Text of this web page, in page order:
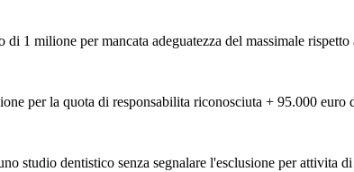
1 milione per mancata adeguatezza del massimale
per la quota di responsabilita riconosciuta + 95.000 euro
studio dentistico senza segnalare l'esclusione per